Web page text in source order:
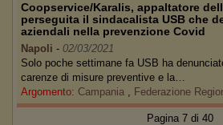
Coopservice/Karalis, appaltatore
perseguita il sindacalista USB che
aziendali nella prevenzione Covid
Napoli - 02/03/2021
Solo poche settimane fa USB ha
carenze di misure preventive e la…
Argomento: Campania , Federazione
Pagina 7 di 40